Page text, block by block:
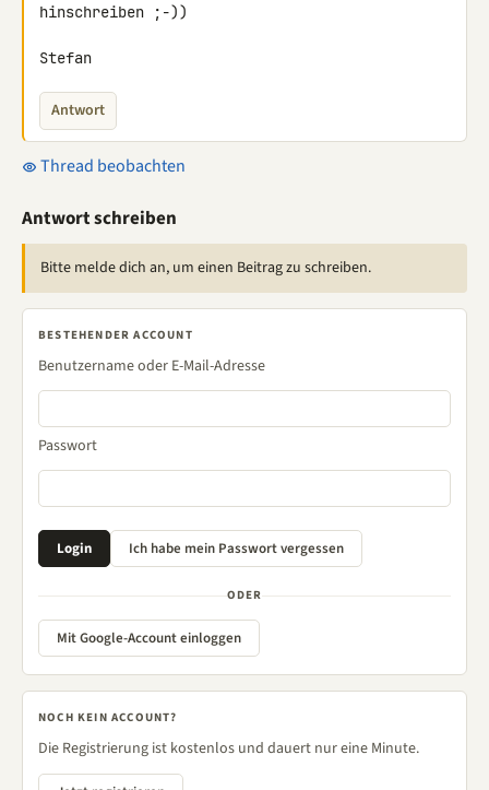
hinschreiben ;-))
Stefan
Antwort
Thread beobachten
Antwort schreiben
Bitte melde dich an, um einen Beitrag zu schreiben.
BESTEHENDER ACCOUNT
Benutzername oder E-Mail-Adresse
Passwort
ODER
Mit Google-Account einloggen
NOCH KEIN ACCOUNT?
Die Registrierung ist kostenlos und dauert nur eine Minute.